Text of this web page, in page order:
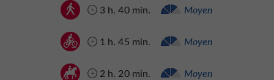
3 h. 40 min. Moyen
1 h. 45 min. Moyen
2 h. 20 min. Moyen